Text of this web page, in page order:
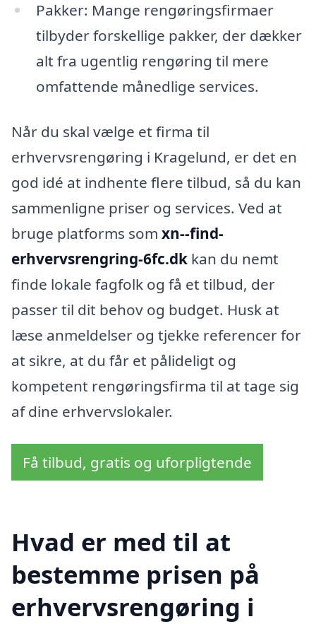
Pakker: Mange rengøringsfirmaer
tilbyder forskellige pakker, der dækker
alt fra ugentlig rengøring til mere
omfattende månedlige services.
Når du skal vælge et firma til
erhvervsrengøring i Kragelund, er det en
god idé at indhente flere tilbud, så du kan
sammenligne priser og services. Ved at
bruge platforms som xn--find-
erhvervsrengring-6fc.dk kan du nemt
finde lokale fagfolk og få et tilbud, der
passer til dit behov og budget. Husk at
læse anmeldelser og tjekke referencer for
at sikre, at du får et pålideligt og
kompetent rengøringsfirma til at tage sig
af dine erhvervslokaler.
Få tilbud, gratis og uforpligtende
Hvad er med til at
bestemme prisen på
erhvervsrengøring i